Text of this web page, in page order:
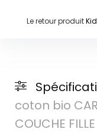
Le retour produit
coton bio
COUCHE